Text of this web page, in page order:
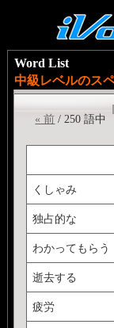
Word List
中級レベルのス
« 前 / 250 語中
くしゃみ
独占的な
わかってもらう
逝去する
疲労